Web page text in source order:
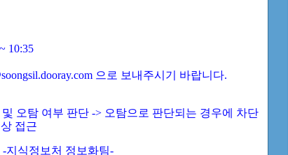
10:35
으로 보내주시기 바랍니다.
오탐 여부 판단 -> 오탐으로 판단되는 경우에 차단
접근
-지식정보처 정보화팀-